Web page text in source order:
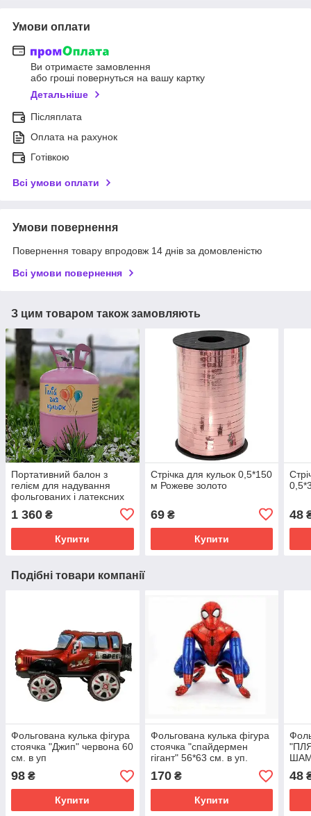
Умови оплати
Ви отримаєте замовлення
або гроші повернуться на вашу картку
Детальніше
Післяплата
Оплата на рахунок
Готівкою
Всі умови оплати
Умови повернення
Повернення товару впродовж 14 днів за домовленістю
Всі умови повернення
З цим товаром також замовляють
Портативний балон з
гелієм для надування
фольгованих і латексних
1 360 ₴
Купити
Стрічка для кульок 0,5*150
м Рожеве золото
69₴
Купити
48
Подібні товари компанії
Фольгована кулька фігура
стоячка "Джип" червона 60
см. в уп
98 ₴
Купити
Фольгована кулька фігура
стоячка "спайдермен
гігант" 56*63 см. в уп.
170₴
Купити
СМ
48